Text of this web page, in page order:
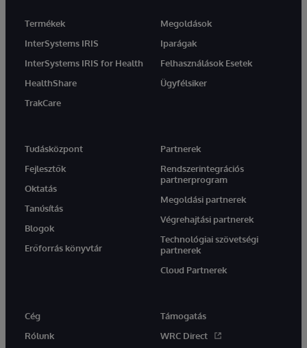
Termékek
InterSystems IRIS
InterSystems IRIS for Health
HealthShare
TrakCare
Megoldások
Iparágak
Felhasználások Esetek
Ügyfélsiker
Tudásközpont
Fejlesztők
Oktatás
Tanúsítás
Blogok
Erőforrás könyvtár
Partnerek
Rendszerintegrációs
partnerprogram
Megoldási partnerek
Végrehajtási partnerek
Technológiai szövetségi
partnerek
Cloud Partnerek
Cég
Rólunk
Támogatás
WRC Direct